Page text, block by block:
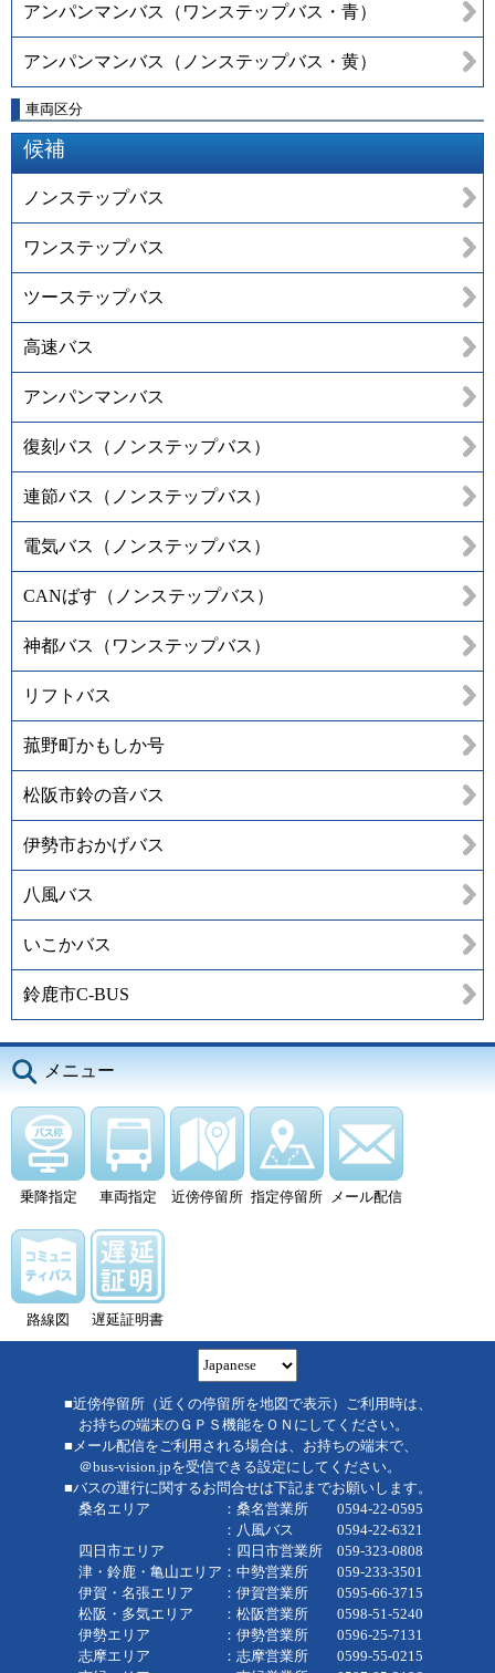
アンパンマンバス（ワンステップバス・青）
アンパンマンバス（ノンステップバス・黄）
車両区分
候補
ノンステップバス
ワンステップバス
ツーステップバス
高速バス
アンパンマンバス
復刻バス（ノンステップバス）
連節バス（ノンステップバス）
電気バス（ノンステップバス）
CANばす（ノンステップバス）
神都バス（ワンステップバス）
リフトバス
菰野町かもしか号
松阪市鈴の音バス
伊勢市おかげバス
八風バス
いこかバス
鈴鹿市C-BUS
メニュー
乗降指定 車両指定 近傍停留所 指定停留所 メール配信
路線図 遅延証明書
■近傍停留所（近くの停留所を地図で表示）ご利用時は、
お持ちの端末のＧＰＳ機能をＯＮにしてください。
■メール配信をご利用される場合は、お持ちの端末で、
＠bus-vision.jpを受信できる設定にしてください。
■バスの運行に関するお問合せは下記までお願いします。
桑名エリア ：桑名営業所 0594-22-0595
：八風バス 0594-22-6321
四日市エリア ：四日市営業所 059-323-0808
津・鈴鹿・亀山エリア：中勢営業所 059-233-3501
伊賀・名張エリア ：伊賀営業所 0595-66-3715
松阪・多気エリア ：松阪営業所 0598-51-5240
伊勢エリア ：伊勢営業所 0596-25-7131
志摩エリア ：志摩営業所 0599-55-0215